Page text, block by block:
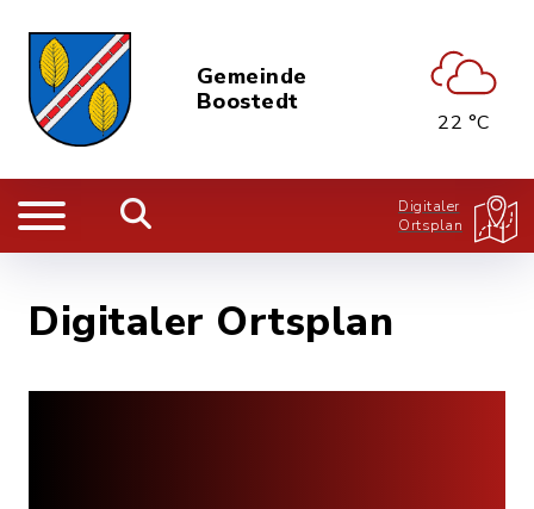
Gemeinde
Boostedt
22 °C
Digitaler
Ortsplan
Digitaler Ortsplan